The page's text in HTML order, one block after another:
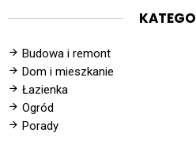
Budowa i remont
Dom i mieszkanie
Łazienka
Ogród
Porady